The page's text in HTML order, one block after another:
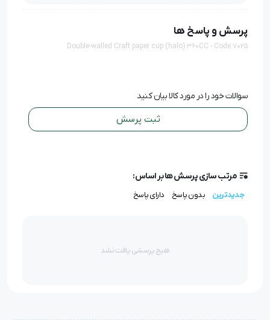
پرسش و پاسخ ها
Double-walled Craft paper cup (halo) 360CC - Code 7025
سوالات خود را در مورد کالا بیان کنید
ثبت پرسش
مرتب سازی پرسش ها بر اساس:
جدیدترین بدون پاسخ دارای پاسخ
هیچ پرسشی یافت نشد